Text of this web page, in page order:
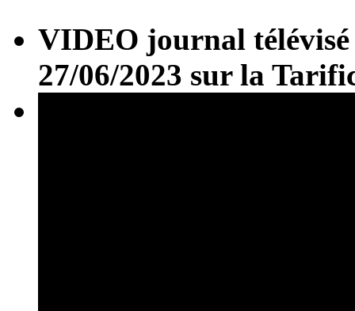
VIDEO journal
27/06/2023 sur la